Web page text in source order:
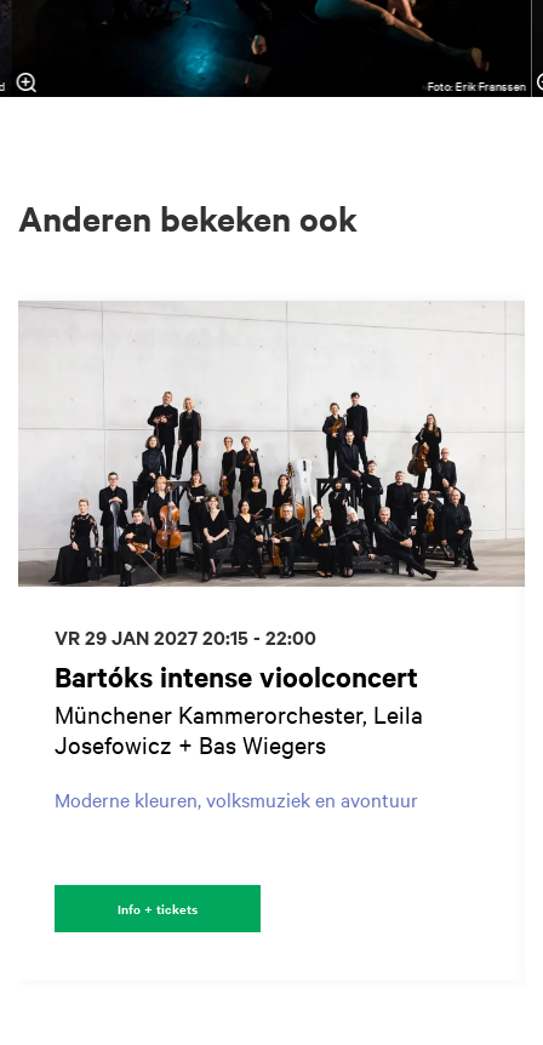
Foto: Erik Franssen
Anderen bekeken ook
Bartóks intense vioolconcert
Münchener Kammerorchester, Leila
Josefowicz + Bas Wiegers
Moderne kleuren, volksmuziek en avontuur
VR 29 JAN 202720:15 - 22:00
Info + tickets